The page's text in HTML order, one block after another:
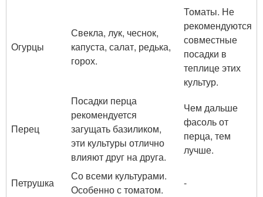
Огурцы
Свекла, лук, чеснок,
капуста, салат, редька,
горох.
Томаты. Не
рекомендуются
совместные
посадки в
теплице этих
культур.
Перец
Посадки перца
рекомендуется
загущать базиликом,
эти культуры отлично
влияют друг на друга.
Чем дальше
фасоль от
перца, тем
лучше.
Петрушка
Со всеми культурами.
Особенно с томатом.
-